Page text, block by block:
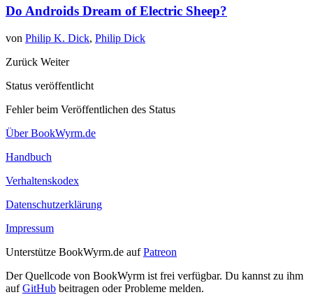
Do Androids Dream of Electric Sheep?
von Philip K. Dick, Philip Dick
Zurück Weiter
Status veröffentlicht
Fehler beim Veröffentlichen des Status
Über BookWyrm.de
Handbuch
Verhaltenskodex
Datenschutzerklärung
Impressum
Unterstütze BookWyrm.de aufPatreon
Der Quellcode von BookWyrm ist frei verfügbar. Du kannst zu ihm
aufGitHub beitragen oder Probleme melden.